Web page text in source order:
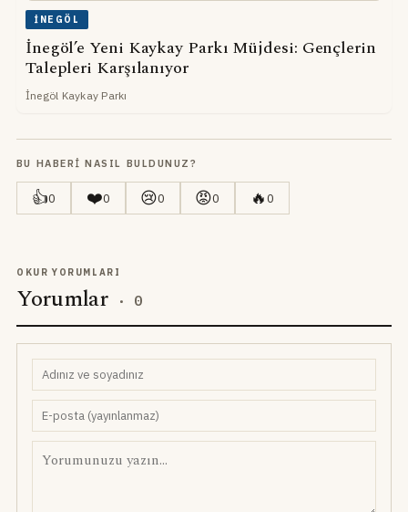
İNEGÖL
İnegöl’e Yeni Kaykay Parkı Müjdesi: Gençlerin
Talepleri Karşılanıyor
İnegöl Kaykay Parkı
BU HABERI NASIL BULDUNUZ?
👍0 ❤️0 😢0 😡0 🔥0
OKUR YORUMLARI
Yorumlar · 0